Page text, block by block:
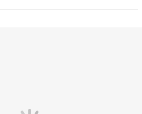
bestaat uit 97% katoen en 3%